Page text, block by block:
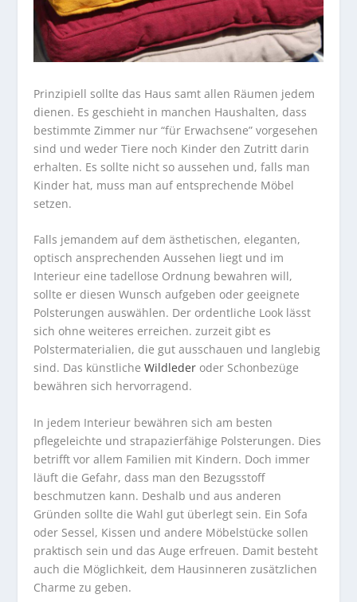
Prinzipiell sollte das Haus samt allen Räumen jedem
dienen. Es geschieht in manchen Haushalten, dass
bestimmte Zimmer nur “für Erwachsene” vorgesehen
sind und weder Tiere noch Kinder den Zutritt darin
erhalten. Es sollte nicht so aussehen und, falls man
Kinder hat, muss man auf entsprechende Möbel
setzen.
Falls jemandem auf dem ästhetischen, eleganten,
optisch ansprechenden Aussehen liegt und im
Interieur eine tadellose Ordnung bewahren will,
sollte er diesen Wunsch aufgeben oder geeignete
Polsterungen auswählen. Der ordentliche Look lässt
sich ohne weiteres erreichen. zurzeit gibt es
Polstermaterialien, die gut ausschauen und langlebig
sind. Das künstlicheWildleder oder Schonbezüge
bewähren sich hervorragend.
In jedem Interieur bewähren sich am besten
pflegeleichte und strapazierfähige Polsterungen. Dies
betrifft vor allem Familien mit Kindern. Doch immer
läuft die Gefahr, dass man den Bezugsstoff
beschmutzen kann. Deshalb und aus anderen
Gründen sollte die Wahl gut überlegt sein. Ein Sofa
oder Sessel, Kissen und andere Möbelstücke sollen
praktisch sein und das Auge erfreuen. Damit besteht
auch die Möglichkeit, dem Hausinneren zusätzlichen
Charme zu geben.